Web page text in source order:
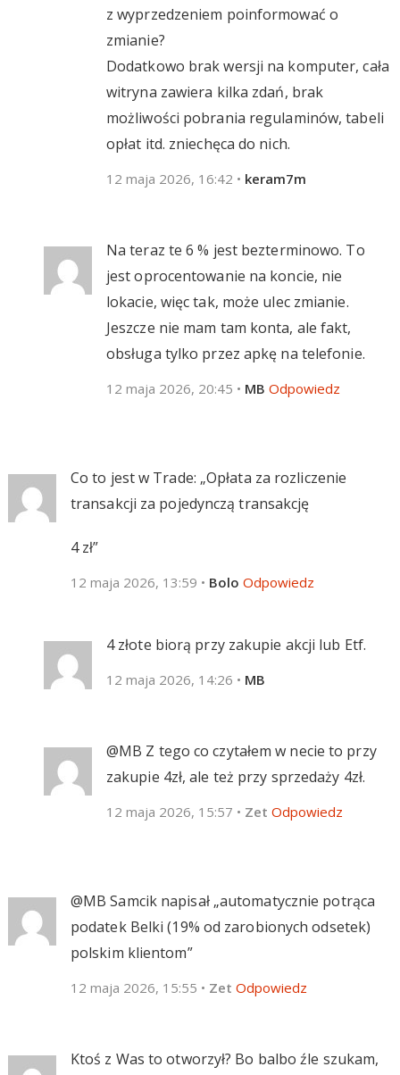
z wyprzedzeniem poinformować o
zmianie?
Dodatkowo brak wersji na komputer, cała
witryna zawiera kilka zdań, brak
możliwości pobrania regulaminów, tabeli
opłat itd. zniechęca do nich.
12 maja 2026, 16:42 • keram7m
Na teraz te 6 % jest bezterminowo. To
jest oprocentowanie na koncie, nie
lokacie, więc tak, może ulec zmianie.
Jeszcze nie mam tam konta, ale fakt,
obsługa tylko przez apkę na telefonie.
12 maja 2026, 20:45 • MB Odpowiedz
Co to jest w Trade: „Opłata za rozliczenie
transakcji za pojedynczą transakcję
4 zł”
12 maja 2026, 13:59 • Bolo Odpowiedz
4 złote biorą przy zakupie akcji lub Etf.
12 maja 2026, 14:26 • MB
@MB Z tego co czytałem w necie to przy
zakupie 4zł, ale też przy sprzedaży 4zł.
12 maja 2026, 15:57 • Zet Odpowiedz
@MB Samcik napisał „automatycznie potrąca
podatek Belki (19% od zarobionych odsetek)
polskim klientom”
12 maja 2026, 15:55 • Zet Odpowiedz
Ktoś z Was to otworzył? Bo balbo źle szukam,